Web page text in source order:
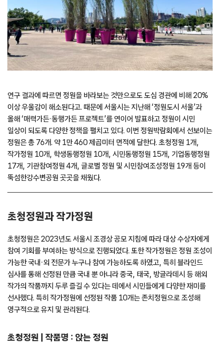
연구 결과에 따르면 정원을 바라보는 것만으로도 도심 경관에 비해 20%
이상 우울감이 해소된다고. 때문에 서울시는 지난해 ‘정원도시 서울’과
올해 ‘매력가든·동행가든 프로젝트’를 연이어 발표하고 정원이 시민
일상이 되도록 다양한 정책을 펼치고 있다. 이번 정원박람회에서 선보이는
정원은 총 76개. 약 1만 460 제곱미터 면적에 달한다. 초청정원 1개,
작가정원 10개, 학생동행정원 10개, 시민동행정원 15개, 기업동행정원
17개, 기관참여정원 4개, 글로벌 정원 및 시민참여조성정원 19개 등이
뚝섬한강수변공원 곳곳을 채웠다.
초청정원과 작가정원
초청정원은 2023년도 서울시 조경상 공모 지침에 따라 대상 수상자에게
참여 기회를 부여하는 방식으로 진행되었다. 또한 작가정원은 정원 조성이
가능한 국내·외 전문가 누구나 참여 가능하도록 하였고, 특히 블라인드
심사를 통해 선정된 만큼 국내 뿐 아니라 중국, 태국, 방글라데시 등 해외
작가의 작품까지 두루 즐길 수 있다는 데에서 시민들에게 다양한 재미를
선사했다. 특히 작가정원에 선정된 작품 10개는 존치정원으로 조성해
영구적으로 유지 및 관리된다.
초청정원 | 작품명 : 앉는 정원